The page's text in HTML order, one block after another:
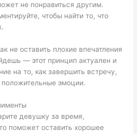
не понравиться другим.
чтобы найти то, что
не оставить плохие впечатления
— этот принцип актуален и
на то, как завершить встречу,
положительные эмоции.
девушку за время,
поможет оставить хорошее